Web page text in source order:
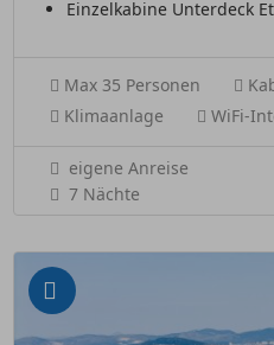
Einzelkabine Unterdeck
Max 35 Personen
Klimaanlage
WiFi-
eigene Anreise
7 Nächte